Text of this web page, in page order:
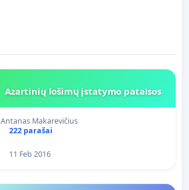
Azartinių lošimų įstatymo pataisos
Antanas Makarevičius
222 parašai
11 Feb 2016